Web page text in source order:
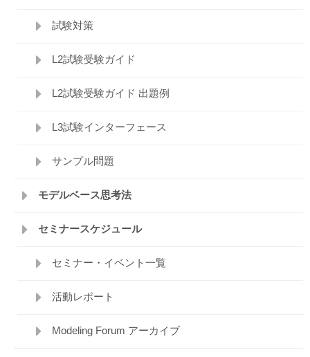
試験対策
L2試験受験ガイド
L2試験受験ガイド 出題例
L3試験インターフェース
サンプル問題
モデルベース思考法
セミナースケジュール
セミナー・イベント一覧
活動レポート
Modeling Forum アーカイブ